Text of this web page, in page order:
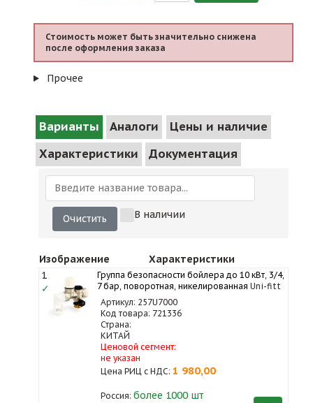
Стоимость может быть значительно снижена
после оформления заказа
Прочее
Варианты Аналоги
Цены и наличие
Характеристики
Документация
Очистить В наличии
Изображение
Характеристики
1
✓
Группа безопасности бойлера до 10 кВт, 3/4,
7 бар, поворотная, никелированная Uni-fitt
Артикул: 257U7000
Код товара: 721336
Страна:
КИТАЙ
Ценовой сегмент:
не указан
Цена РИЦ с НДС: 1 980,00
Россия: более 1000 шт